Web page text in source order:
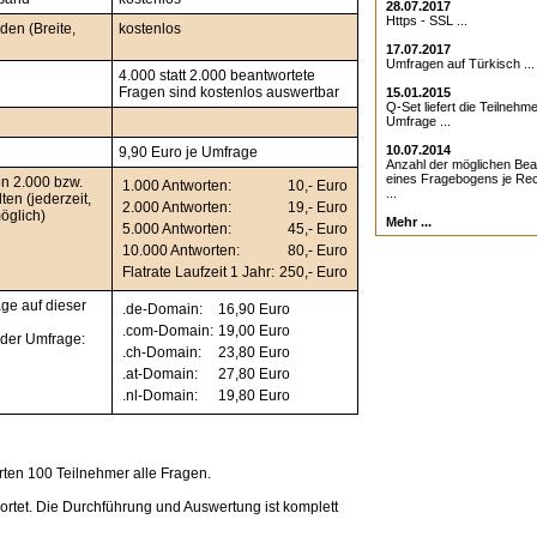
(Breite,
kostenlos
4.000 statt 2.000 beantwortete
Fragen sind kostenlos auswertbar
9,90 Euro je Umfrage
2.000 bzw.
(jederzeit,
1.000 Antworten:
10,- Euro
2.000 Antworten:
19,- Euro
5.000 Antworten:
45,- Euro
10.000 Antworten:
80,- Euro
Flatrate Laufzeit 1 Jahr: 250,- Euro
auf dieser
Umfrage:
.de-Domain:
16,90 Euro
.com-Domain: 19,00 Euro
.ch-Domain:
23,80 Euro
.at-Domain:
27,80 Euro
.nl-Domain:
19,80 Euro
100 Teilnehmer alle Fragen.
Die Durchführung und Auswertung ist komplett
28.07.2017
Https - SSL ...
17.07.2017
Umfragen auf Türkisch ...
15.01.2015
Q-Set liefert die
Umfrage ...
10.07.2014
Anzahl der möglichen
eines Fragebogens je
Mehr ...